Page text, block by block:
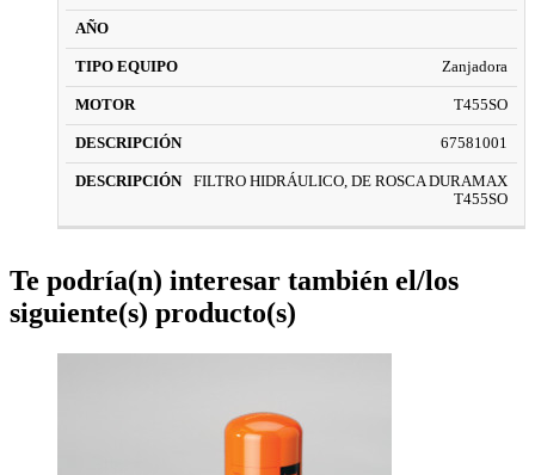
Zanjadora
T455SO
67581001
FILTRO HIDRÁULICO, DE ROSCA DURAMAX
T455SO
Te podría(n) interesar también el/los
siguiente(s) producto(s)